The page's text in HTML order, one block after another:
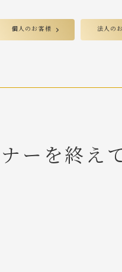
個人のお客様 法人の
ーを終え